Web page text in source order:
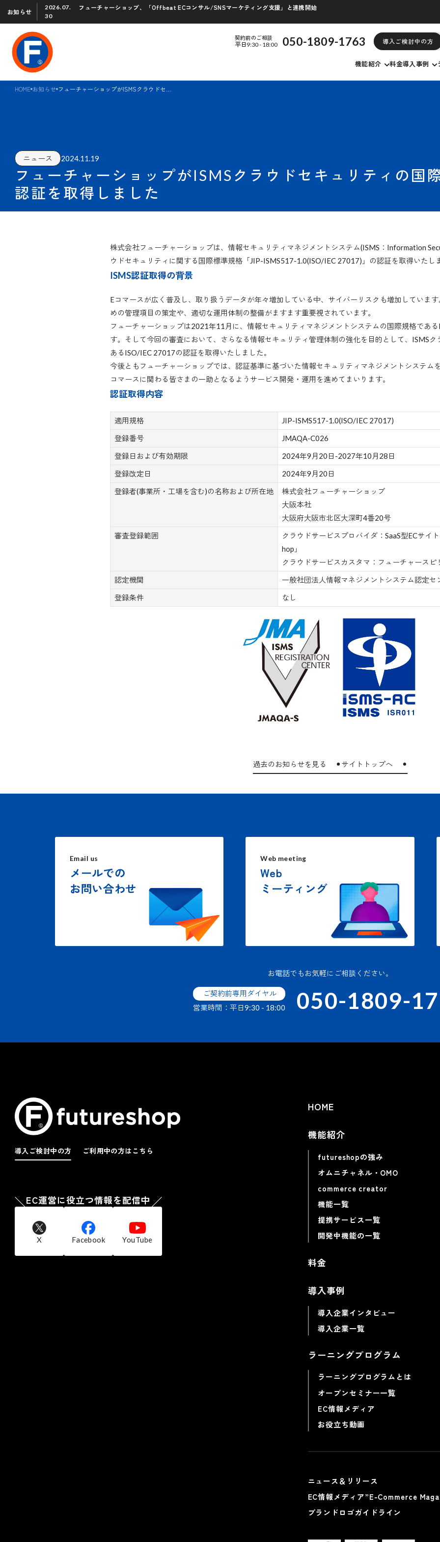
お知らせ
2026.07.
30
フューチャーショップ、「Offbeat ECコンサル/SNSマーケティング支援」と連携開始
契約前のご相談 050-1809-1763
平日9:30 - 18:00 導入ご検討中の方
機能紹介 料金導入事例
HOME お知らせ
ニュース 2024.11.19
フューチャーショップがISMSクラウドセキュリティの
認証を取得しました
株式会社フューチャーショップは、情報セキュリティマネジメントシステム(ISMS：Information
ウドセキュリティに関する国際標準規格「JIP-ISMS517-1.0(ISO/IEC 27017)」の認証を取得いたし
ISMS認証取得の背景
Eコマースが広く普及し、取り扱うデータが年々増加している中、サイバーリスクも増加していま
めの管理項目の策定や、適切な運用体制の整備がますます重要視されています。
フューチャーショップは2021年11月に、情報セキュリティマネジメントシステムの国際規格であ
す。そして今回の審査において、さらなる情報セキュリティ管理体制の強化を目的として、ISMS
あるISO/IEC 27017の認証を取得いたしました。
今後ともフューチャーショップでは、認証基準に基づいた情報セキュリティマネジメントシステム
コマースに関わる皆さまの一助となるようサービス開発・運用を進めてまいります。
認証取得内容
適用規格
JIP-ISMS517-1.0(ISO/IEC 27017)
登録番号
JMAQA-C026
登録日および有効期限
2024年9月20日-2027年10月28日
登録改定日
2024年9月20日
登録者(事業所・工場を含む)の名称および所在地
株式会社フューチャーショップ
大阪本社
大阪府大阪市北区大深町4番20号
審査登録範囲
クラウドサービスプロバイダ：SaaS型ECサイ
hop」
クラウドサービスカスタマ：フューチャースピ
認定機関
一般社団法人情報マネジメントシステム認定セ
登録条件
なし
過去のお知らせを見る サイトトップへ
Email us
メールでの
お問い合わせ
Web meeting
Web
ミーティング
お電話でもお気軽にご相談ください。
ご契約前専用ダイヤル
営業時間：平日9:30 - 18:00
050-1809-
導入ご検討中の方 ご利用中の方はこちら
EC運営に役立つ情報を配信中
X Facebook YouTube
HOME
機能紹介
futureshopの強み
オムニチャネル・OMO
commerce creator
機能一覧
提携サービス一覧
開発中機能の一覧
料金
導入事例
導入企業インタビュー
導入企業一覧
ラーニングプログラム
ラーニングプログラムとは
オープンセミナー一覧
EC情報メディア
お役立ち動画
ニュース＆リリース
EC情報メディア”E-Commerce
ブランドロゴガイドライン